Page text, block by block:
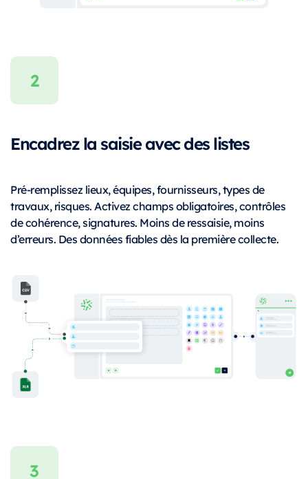
Encadrez la saisie avec des listes
Pré-remplissez lieux, équipes, fournisseurs, types de
travaux, risques. Activez champs obligatoires, contrôles
de cohérence, signatures. Moins de ressaisie, moins
d’erreurs. Des données fiables dès la première collecte.